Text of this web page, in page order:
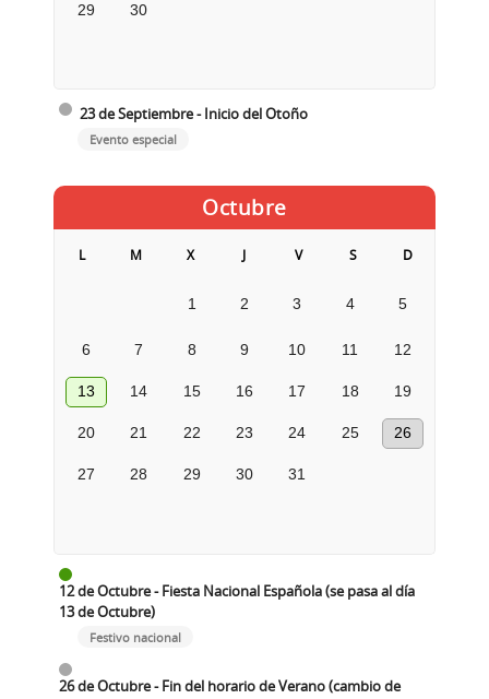
29 30
23 de Septiembre - Inicio del Otoño
Evento especial
Octubre
L M X J V S D
1 2 3 4 5
6 7 8 9 10 11 12
13 14 15 16 17 18 19
20 21 22 23 24 25 26
27 28 29 30 31
12 de Octubre - Fiesta Nacional Española (se pasa al día
13 de Octubre)
Festivo nacional
26 de Octubre - Fin del horario de Verano (cambio de